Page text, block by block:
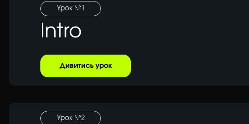
Intro
Урок №1
Дивитись урок
Урок №2